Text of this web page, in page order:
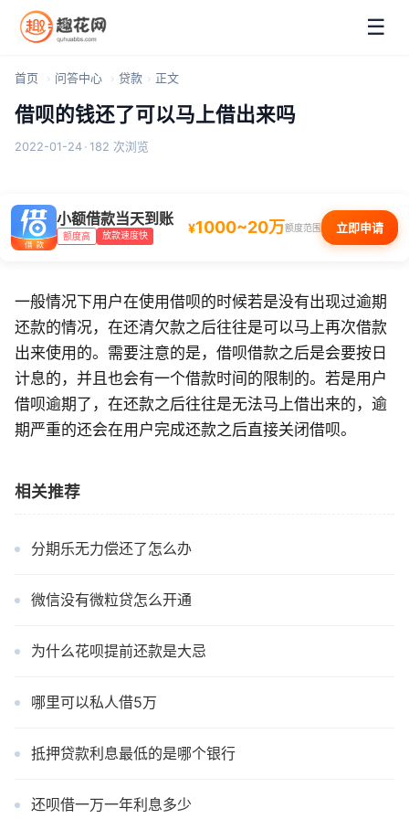
☰
首页 问答中心 贷款 正文
借呗的钱还了可以马上借出来吗
2022-01-24 · 182 次浏览
小额借款当天到账
额度高 放款速度快 ¥1000~20万额度范围 立即申请
一般情况下用户在使用借呗的时候若是没有出现过逾期
还款的情况，在还清欠款之后往往是可以马上再次借款
出来使用的。需要注意的是，借呗借款之后是会要按日
计息的，并且也会有一个借款时间的限制的。若是用户
借呗逾期了，在还款之后往往是无法马上借出来的，逾
期严重的还会在用户完成还款之后直接关闭借呗。
相关推荐
分期乐无力偿还了怎么办
微信没有微粒贷怎么开通
为什么花呗提前还款是大忌
哪里可以私人借5万
抵押贷款利息最低的是哪个银行
还呗借一万一年利息多少